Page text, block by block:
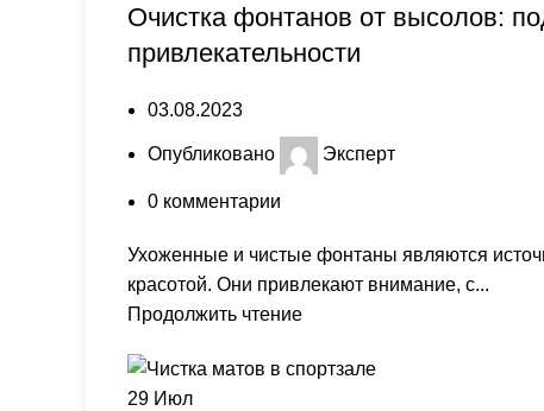
Очистка фонтанов от высолов:
привлекательности
03.08.2023
Опубликовано Эксперт
0 комментарии
Ухоженные и чистые фонтаны являются
красотой. Они привлекают внимание, с...
Продолжить чтение
29 Июл